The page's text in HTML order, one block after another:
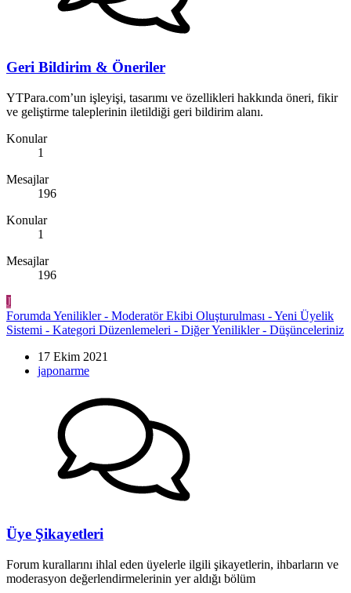
Geri Bildirim & Öneriler
YTPara.com’un işleyişi, tasarımı ve özellikleri hakkında öneri, fikir
ve geliştirme taleplerinin iletildiği geri bildirim alanı.
Konular
1
Mesajlar
196
Konular
1
Mesajlar
196
J
Forumda Yenilikler - Moderatör Ekibi Oluşturulması - Yeni Üyelik
Sistemi - Kategori Düzenlemeleri - Diğer Yenilikler - Düşünceleriniz
17 Ekim 2021
japonarme
Üye Şikayetleri
Forum kurallarını ihlal eden üyelerle ilgili şikayetlerin, ihbarların ve
moderasyon değerlendirmelerinin yer aldığı bölüm